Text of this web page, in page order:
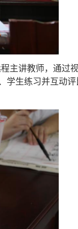
主讲教师，通过
学生练习并互动